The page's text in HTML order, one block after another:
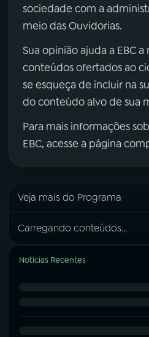
sociedade com a
meio das Ouvidorias.
Sua opinião ajuda a EBC
conteúdos ofertados ao
se esqueça de incluir na
do conteúdo alvo de sua
Para mais informações
EBC, acesse a página
Veja mais do Programa
Carregando conteúdos...
Notícias Recentes